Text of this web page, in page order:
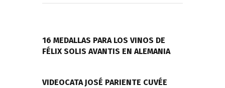
entradas
16 MEDALLAS PARA LOS VINOS DE
FÉLIX SOLIS AVANTIS EN ALEMANIA
VIDEOCATA JOSÉ PARIENTE CUVÉE